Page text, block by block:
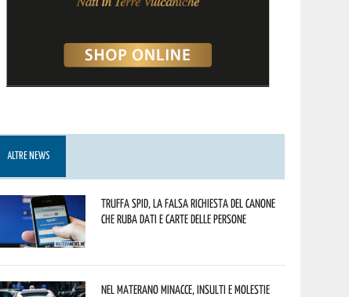
ALTRE NEWS
Truffa Spid, la falsa richiesta del canone
che ruba dati e carte delle persone
Nel materano minacce, insulti e molestie